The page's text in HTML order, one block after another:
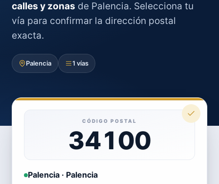
calles y zonas de Palencia. Selecciona tu
vía para confirmar la dirección postal
exacta.
Palencia 1 vías
CÓDIGO POSTAL
34100
Palencia · Palencia